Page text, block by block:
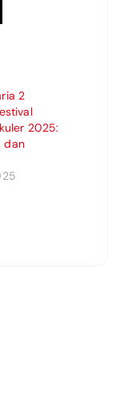
2
2025:
dan